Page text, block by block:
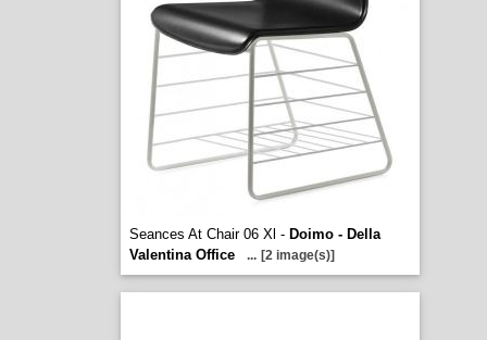
Seances At Chair 06 Xl - Doimo - Della
Valentina Office
... [2 image(s)]